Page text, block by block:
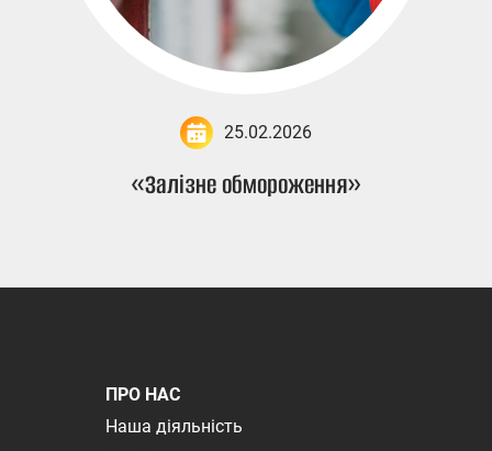
25.02.2026
«Залізне обмороження»
ПРО НАС
Наша діяльність